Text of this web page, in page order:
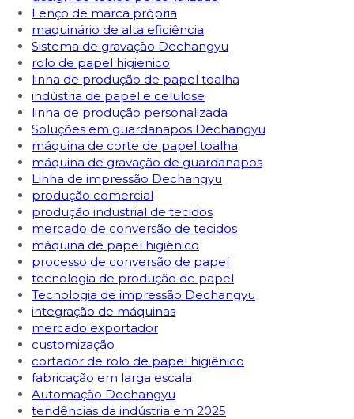
Lenço de marca própria
maquinário de alta eficiência
Sistema de gravação Dechangyu
rolo de papel higienico
linha de produção de papel toalha
indústria de papel e celulose
linha de produção personalizada
Soluções em guardanapos Dechangyu
máquina de corte de papel toalha
máquina de gravação de guardanapos
Linha de impressão Dechangyu
produção comercial
produção industrial de tecidos
mercado de conversão de tecidos
máquina de papel higiênico
processo de conversão de papel
tecnologia de produção de papel
Tecnologia de impressão Dechangyu
integração de máquinas
mercado exportador
customização
cortador de rolo de papel higiênico
fabricação em larga escala
Automação Dechangyu
tendências da indústria em 2025